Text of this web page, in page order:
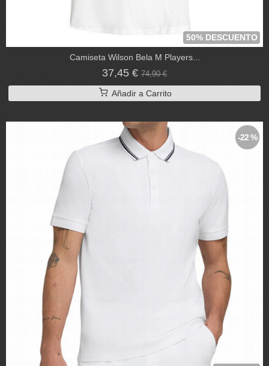
50% DESCUENTO
Camiseta Wilson Bela M Players...
37,45 € 74,90 €
Añadir a Carrito
-22 %